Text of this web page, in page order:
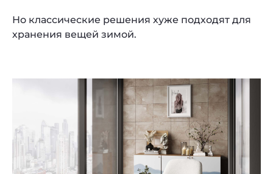
Но классические решения хуже подходят для
хранения вещей зимой.